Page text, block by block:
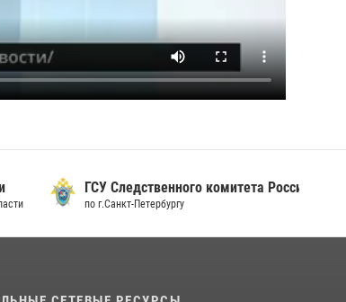
ГСУ Следственного комитета России
по г.Санкт-Петербургу